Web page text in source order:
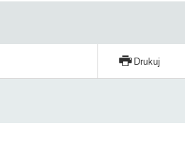
Drukuj